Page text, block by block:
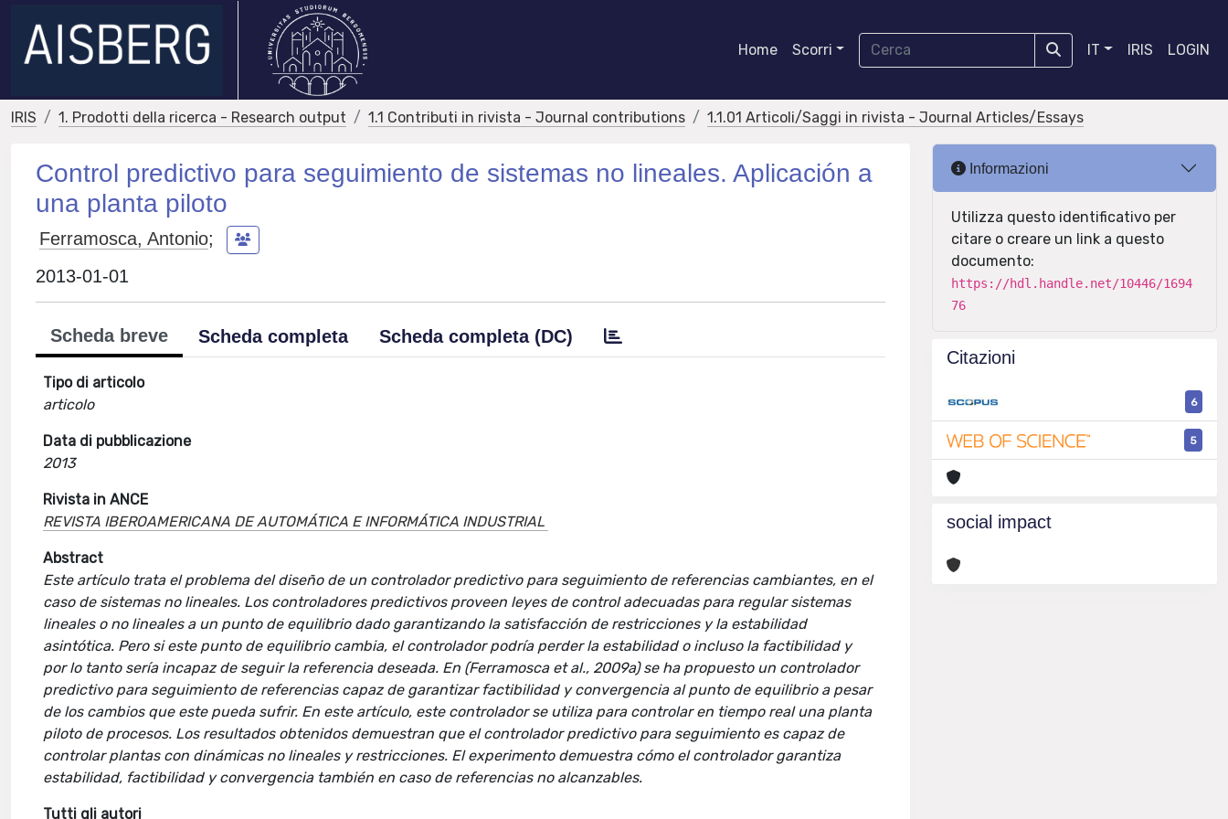
Home Scorri IT IRIS LOGIN
IRIS 1. Prodotti della ricerca - Research output 1.1 Contributi in rivista - Journal contributions 1.1.01 Articoli/Saggi in rivista - Journal Articles/Essays
Control predictivo para seguimiento de sistemas no lineales. Aplicación a
una planta piloto
Ferramosca, Antonio;
2013-01-01
Scheda breve Scheda completa Scheda completa (DC)
Tipo di articolo
articolo
Data di pubblicazione
2013
Rivista in ANCE
REVISTA IBEROAMERICANA DE AUTOMÁTICA E INFORMÁTICA INDUSTRIAL
Abstract
Este artículo trata el problema del diseño de un controlador predictivo para seguimiento de referencias cambiantes, en el
caso de sistemas no lineales. Los controladores predictivos proveen leyes de control adecuadas para regular sistemas
lineales o no lineales a un punto de equilibrio dado garantizando la satisfacción de restricciones y la estabilidad
asintótica. Pero si este punto de equilibrio cambia, el controlador podría perder la estabilidad o incluso la factibilidad y
por lo tanto sería incapaz de seguir la referencia deseada. En (Ferramosca et al., 2009a) se ha propuesto un controlador
predictivo para seguimiento de referencias capaz de garantizar factibilidad y convergencia al punto de equilibrio a pesar
de los cambios que este pueda sufrir. En este artículo, este controlador se utiliza para controlar en tiempo real una planta
piloto de procesos. Los resultados obtenidos demuestran que el controlador predictivo para seguimiento es capaz de
controlar plantas con dinámicas no lineales y restricciones. El experimento demuestra cómo el controlador garantiza
estabilidad, factibilidad y convergencia también en caso de referencias no alcanzables.
Tutti gli autori
Informazioni
Utilizza questo identificativo per
citare o creare un link a questo
documento:
https://hdl.handle.net/10446/1694
76
Citazioni
6
5
social impact